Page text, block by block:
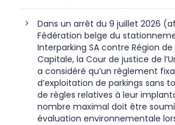
Dans un arrêt du 9 juillet 2026
Fédération belge du
Interparking SA contre Région de
Capitale, la Cour de justice de
a considéré qu’un règlement
d’exploitation de parkings sans
de règles relatives à leur
nombre maximal doit être
évaluation environnementale